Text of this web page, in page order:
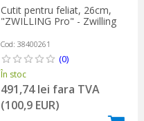
Cutit pentru feliat, 26cm,
"ZWILLING Pro" - Zwilling
Cod: 38400261
(0)
În stoc
491,74 lei fara TVA
(100,9 EUR)